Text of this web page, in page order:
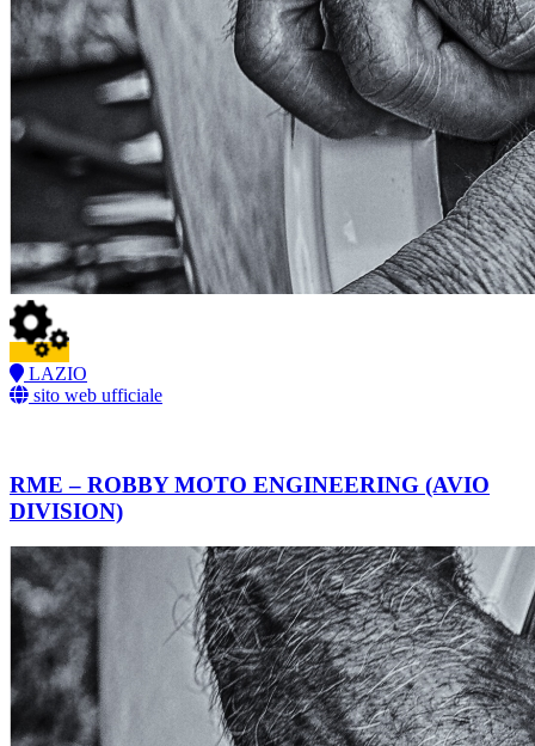
LAZIO
sito web ufficiale
RME – ROBBY MOTO ENGINEERING (AVIO
DIVISION)